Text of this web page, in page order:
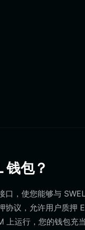
钱包？
口，使您能够与
协议，允许用户质押
上运行，您的钱包充